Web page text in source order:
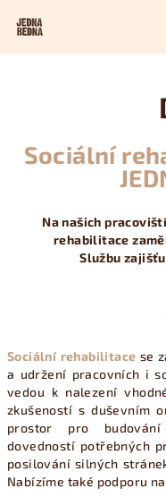
Sociální
Na našich
rehabilitace
Službu
Sociální rehabilitace se
a udržení pracovních i
vedou k nalezení
zkušeností s duševním
prostor pro budování
dovedností potřebných
posilování silných
Nabízíme také podporu